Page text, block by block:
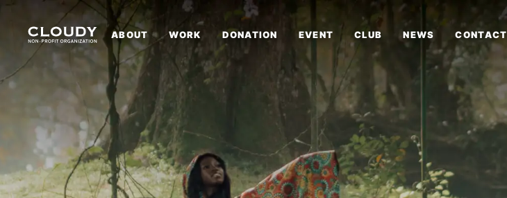
ABOUT WORK DONATION EVENT CLUB NEWS CONTACT